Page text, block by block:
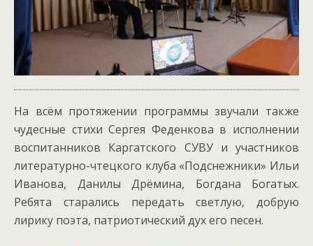
На всём протяжении программы звучали также
чудесные стихи Сергея Феденкова в исполнении
воспитанников Каргатского СУВУ и участников
литературно-чтецкого клуба «Подснежники» Ильи
Иванова, Данилы Дрёмина, Богдана Богатых.
Ребята старались передать светлую, добрую
лирику поэта, патриотический дух его песен.